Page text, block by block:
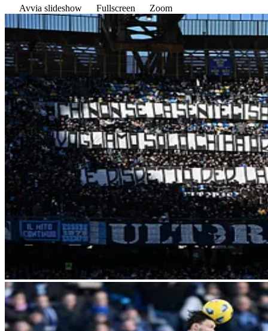
Avvia slideshow
Fullscreen Zoom